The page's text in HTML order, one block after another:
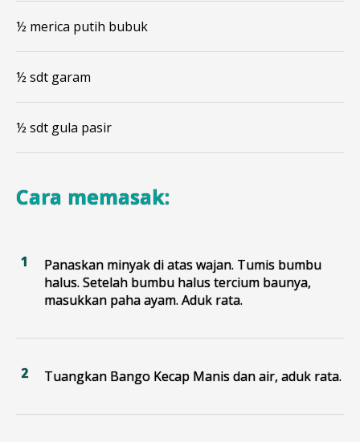
½ merica putih bubuk
½ sdt garam
½ sdt gula pasir
Cara memasak:
Panaskan minyak di atas wajan. Tumis bumbu
halus. Setelah bumbu halus tercium baunya,
masukkan paha ayam. Aduk rata.
Tuangkan Bango Kecap Manis dan air, aduk rata.